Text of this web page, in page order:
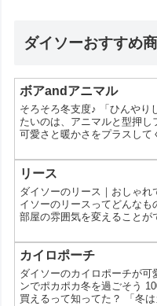
ダイソーおすすめ
ボアandアニマル
そろそろ冬支度♪ 「ひんやり
たいのは、アニマルと型押
可愛さと暖かさをプラスして
200円（税抜） ダイカットマ
24ｃｍ） ボアソフトスリッ
ｍ） シートクッション フッ
クッション ダイカ...
リース
ダイソーのリース｜おしゃ
イソーのリースってどんな
部屋の雰囲気を変えることが
たアクセントにぴったり。
とその活用法について詳しく
が人気なのか？ 1. 驚きの価
円という驚きの価格で購入
カイロポーチ
ダイソーのカイロポーチが可
ンでポカポカ冬を過ごそう
買えるって知ってた？ 「冬